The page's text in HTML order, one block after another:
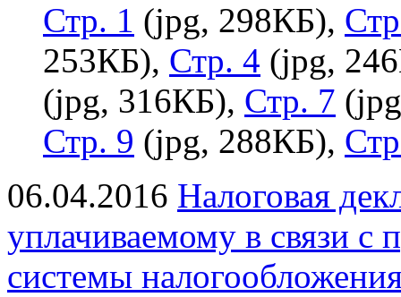
Стр. 1 (jpg, 298КБ),
253КБ), Стр. 4 (jpg,
(jpg, 316КБ), Стр. 7
Стр. 9 (jpg, 288КБ),
06.04.2016 Налоговая
уплачиваемому в связи
системы